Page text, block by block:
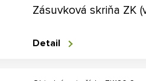
Zásuvková skriňa ZK
Detail